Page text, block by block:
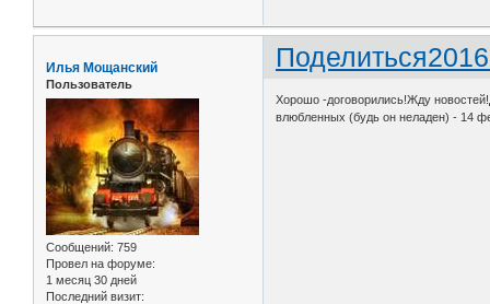
Поделиться
Илья Мощанский
Пользователь
Сообщений: 759
Провел на форуме:
1 месяц 30 дней
Последний визит:
Хорошо -договорились!Жду
влюбленных (будь он неладен) - 14